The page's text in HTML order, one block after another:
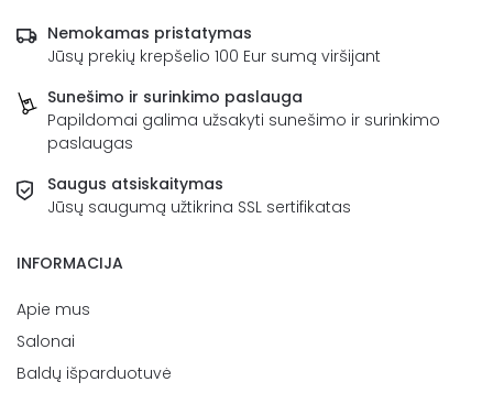
Nemokamas pristatymas
Jūsų prekių krepšelio 100 Eur sumą viršijant
Sunešimo ir surinkimo paslauga
Papildomai galima užsakyti sunešimo ir surinkimo
paslaugas
Saugus atsiskaitymas
Jūsų saugumą užtikrina SSL sertifikatas
INFORMACIJA
Apie mus
Salonai
Baldų išparduotuvė